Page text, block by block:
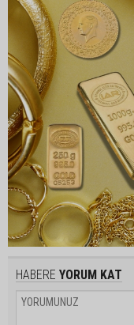
HABERE YORUM KAT